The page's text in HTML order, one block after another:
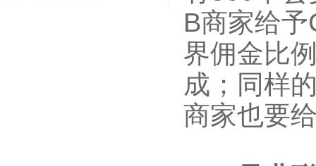
B商家给
界佣金比
成；同样
商家也要